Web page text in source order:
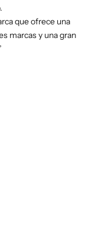
que ofrece una
marcas y una gran